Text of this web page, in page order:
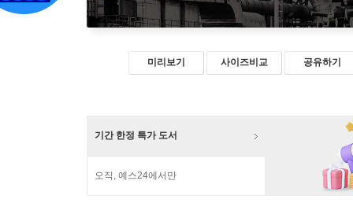
미리보기 사이즈비교 공유하기
기간 한정 특가 도서
오직, 예스24에서만